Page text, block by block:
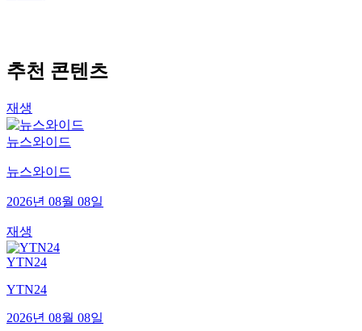
추천 콘텐츠
재생
뉴스와이드
뉴스와이드
2026년 08월 08일
재생
YTN24
YTN24
2026년 08월 08일